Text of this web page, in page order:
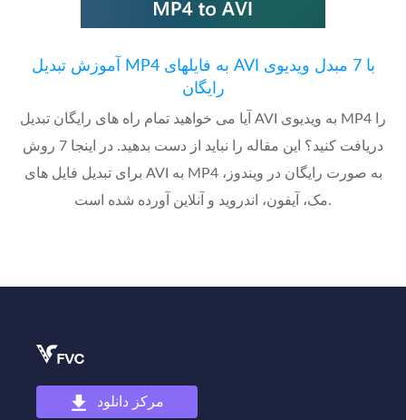
آموزش تبدیل MP4 به فایلهای AVI با 7 مبدل ویدیوی
رایگان
آیا می خواهید تمام راه های رایگان تبدیل AVI به ویدیوی MP4 را
دریافت کنید؟ این مقاله را نباید از دست بدهید. در اینجا 7 روش
برای تبدیل فایل های AVI به MP4 به صورت رایگان در ویندوز،
مک، آیفون، اندروید و آنلاین آورده شده است.
مرکز دانلود